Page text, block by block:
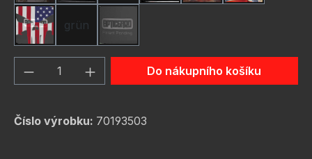
Us Flag Skull
grün
schwarz
Množství produktu: Zadejte
Do nákupního košíku
Číslo výrobku: 70193503